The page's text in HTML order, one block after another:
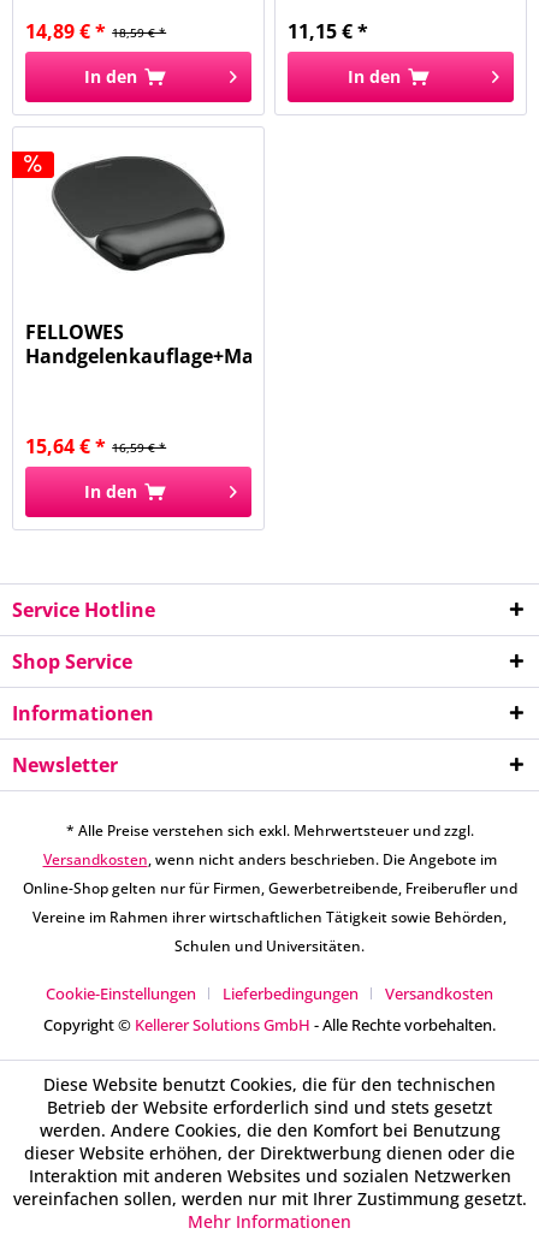
18,59 € *
14,89 € *
In den
11,15 € *
In den
FELLOWES
Handgelenkauflage+Mauspad
16,59 € *
15,64 € *
In den
Service Hotline
Shop Service
Informationen
Newsletter
* Alle Preise verstehen sich exkl. Mehrwertsteuer und zzgl.
Versandkosten, wenn nicht anders beschrieben. Die Angebote im
Online-Shop gelten nur für Firmen, Gewerbetreibende, Freiberufler und
Vereine im Rahmen ihrer wirtschaftlichen Tätigkeit sowie Behörden,
Schulen und Universitäten.
Cookie-Einstellungen Lieferbedingungen
Versandkosten
Copyright © Kellerer Solutions GmbH - Alle Rechte vorbehalten.
Diese Website benutzt Cookies, die für den technischen
Betrieb der Website erforderlich sind und stets gesetzt
werden. Andere Cookies, die den Komfort bei Benutzung
dieser Website erhöhen, der Direktwerbung dienen oder die
Interaktion mit anderen Websites und sozialen Netzwerken
vereinfachen sollen, werden nur mit Ihrer Zustimmung gesetzt.
Mehr Informationen